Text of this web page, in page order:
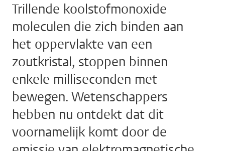
Trillende koolstofmonoxide
moleculen die zich binden aan
het oppervlakte van een
zoutkristal, stoppen binnen
enkele milliseconden met
bewegen. Wetenschappers
hebben nu ontdekt dat dit
voornamelijk komt door de